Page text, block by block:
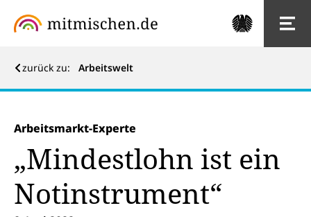
zurück zu: Arbeitswelt
Arbeitsmarkt-Experte
„Mindestlohn ist ein
Notinstrument“